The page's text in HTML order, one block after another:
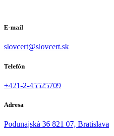
E-mail
slovcert@slovcert.sk
Telefón
+421-2-45525709
Adresa
Podunajská 36 821 07, Bratislava